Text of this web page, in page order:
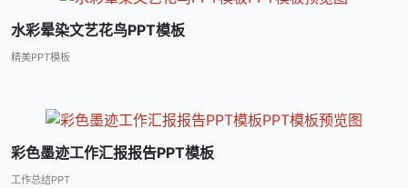
水彩晕染文艺花鸟PPT模板
精美PPT模板
彩色墨迹工作汇报报告PPT模板
工作总结PPT